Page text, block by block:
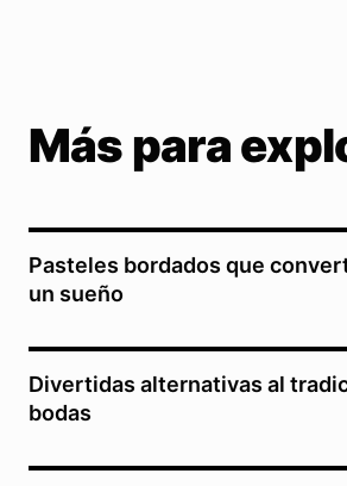
Más para
Pasteles bordados que
un sueño
Divertidas alternativas al
bodas